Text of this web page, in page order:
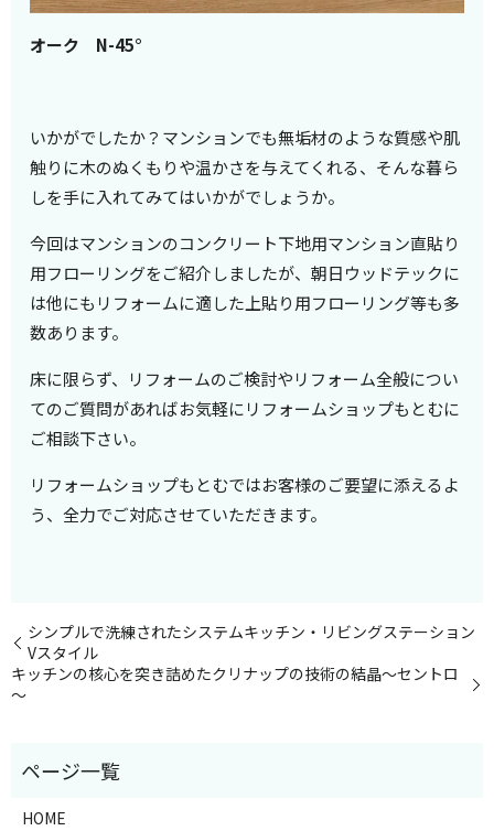
オーク N-45°
いかがでしたか？マンションでも無垢材のような質感や肌
触りに木のぬくもりや温かさを与えてくれる、そんな暮ら
しを手に入れてみてはいかがでしょうか。
今回はマンションのコンクリート下地用マンション直貼り
用フローリングをご紹介しましたが、朝日ウッドテックに
は他にもリフォームに適した上貼り用フローリング等も多
数あります。
床に限らず、リフォームのご検討やリフォーム全般につい
てのご質問があればお気軽にリフォームショップもとむに
ご相談下さい。
リフォームショップもとむではお客様のご要望に添えるよ
う、全力でご対応させていただきます。
シンプルで洗練されたシステムキッチン・リビングステーション
Vスタイル
キッチンの核心を突き詰めたクリナップの技術の結晶～セントロ
～
HOME